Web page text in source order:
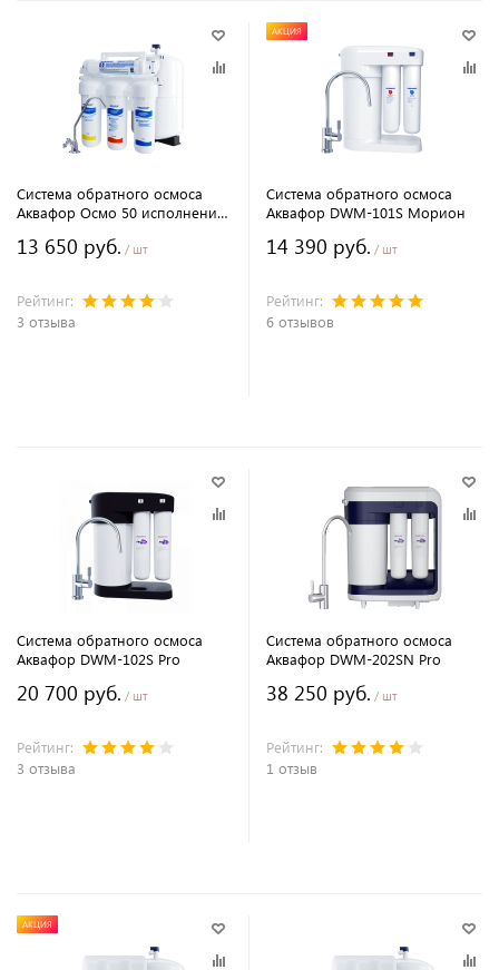
Система обратного осмоса
Аквафор Осмо 50 исполнение
13 650 руб. / шт
Рейтинг:
3 отзыва
АКЦИЯ
Система обратного осмоса
Аквафор DWM-101S Морион
14 390 руб. / шт
Рейтинг:
6 отзывов
Система обратного осмоса
Аквафор DWM-102S Pro
20 700 руб. / шт
Рейтинг:
3 отзыва
Система обратного осмоса
Аквафор DWM-202SN Pro
38 250 руб. / шт
Рейтинг:
1 отзыв
АКЦИЯ